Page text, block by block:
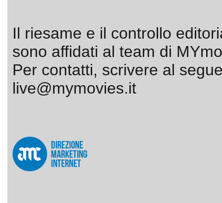
Il riesame e il controllo
sono affidati al team di
Per contatti, scrivere al
live@mymovies.it